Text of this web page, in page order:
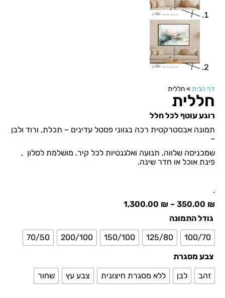
דף הבית »חללית
חללית
רוגע עוטף לכל חלל
תמונה אבסטרקטית רכה בגווני פסטל עדינים – תכלת, ורוד ולבן
–
שמכניסה שלווה, תנועה ואלגנטיות לכל קיר. מושלמת לסלון ,
פינת אוכל או חדר שינה.
.
350.00 ₪
–
1,300.00 ₪
גודל התמונה
100/70
125/80
150/100
200/100
70/50
צבע מסגרת
זהב
לבן ללא מסגרת חיצונית צבע עץ שחור